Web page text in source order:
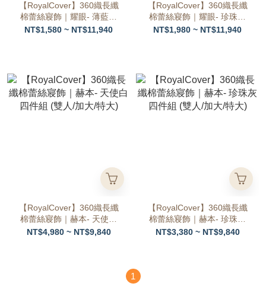
【RoyalCover】360織長纖
棉蕾絲寢飾｜耀眼- 薄藍色
四件組 (雙人/加大/特大)
NT$1,580 ~ NT$11,940
【RoyalCover】360織長纖
棉蕾絲寢飾｜耀眼- 珍珠灰
四件組 (雙人/加大/特大)
NT$1,980 ~ NT$11,940
【RoyalCover】360織長纖
棉蕾絲寢飾｜赫本- 天使白
四件組 (雙人/加大/特大)
NT$4,980 ~ NT$9,840
【RoyalCover】360織長纖
棉蕾絲寢飾｜赫本- 珍珠灰
四件組 (雙人/加大/特大)
NT$3,380 ~ NT$9,840
1